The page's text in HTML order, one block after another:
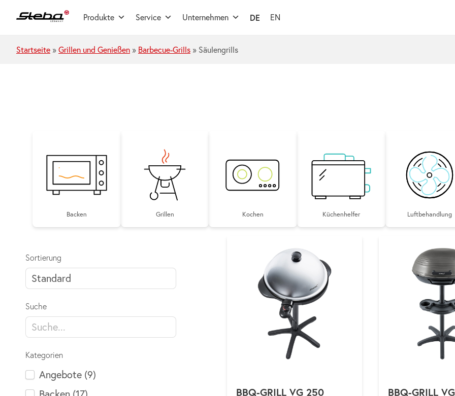
Produkte Service Unternehmen DE EN
Startseite » Grillen und Genießen » Barbecue-Grills » Säulengrills
Backen Grillen Kochen Küchenhelfer Luftbe­handlung
Sortierung
Suche
Kategorien
Angebote (9)
BBQ-GRILL VG 250 BBQ-GRILL